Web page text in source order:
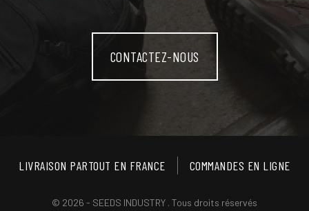
CONTACTEZ-NOUS
LIVRAISON PARTOUT EN FRANCE COMMANDES EN LIGNE
© 2026 - SEEDS INDUSTRY . Tous droits réservés